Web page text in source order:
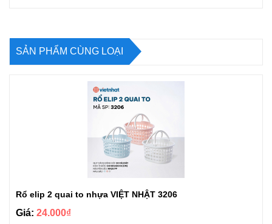
SẢN PHẨM CÙNG LOẠI
Rổ elip 2 quai to nhựa VIỆT NHẬT 3206
Giá: 24.000₫